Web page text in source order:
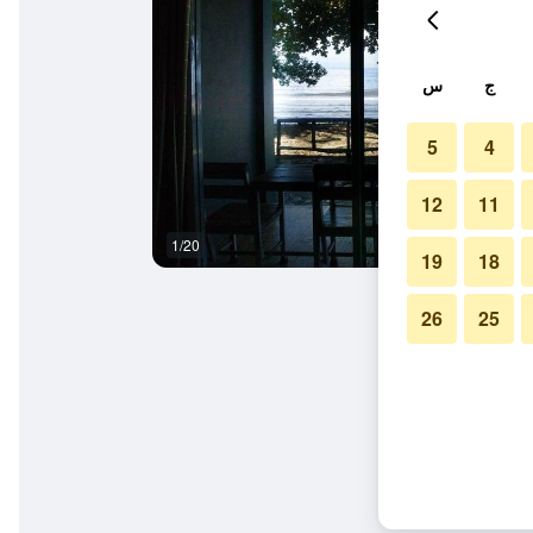
1/20
ج س
4
5
11
12
18
19
25
26